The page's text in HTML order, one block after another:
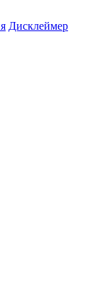
Дисклеймер